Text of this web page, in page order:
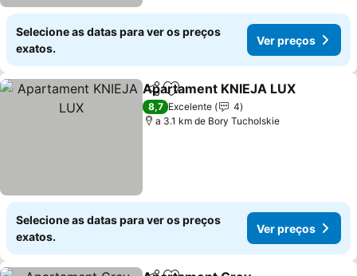
Selecione as datas para ver os preços
exatos.
Ver preços
PartilharAdicionar aos favoritos
Apartament KNIEJA LUX
8,7 Excelente
4
a 3.1 km de Bory Tucholskie
Selecione as datas para ver os preços
exatos.
Ver preços